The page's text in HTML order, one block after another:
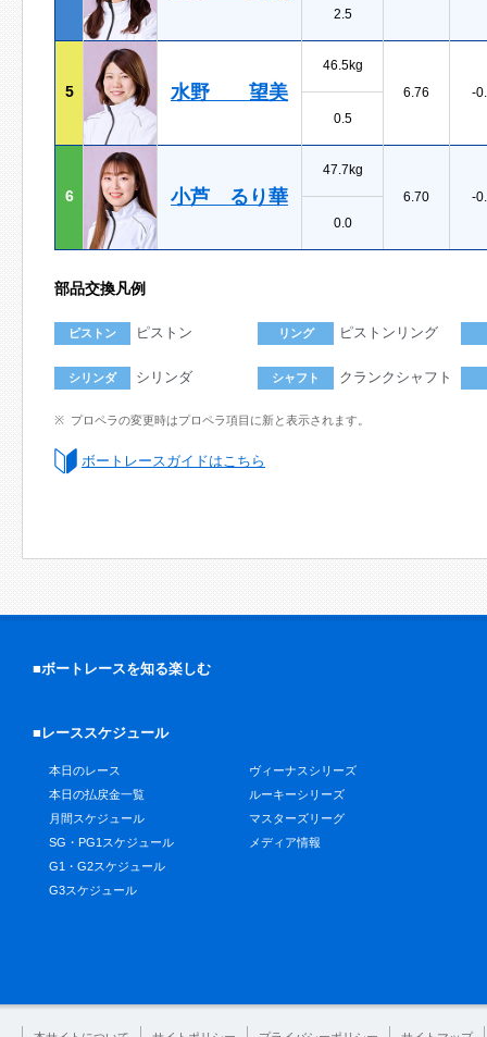
2.5
5 水野 望美
46.5kg
6.76
-
0.5
6 小芦 るり華
47.7kg
6.70
-
0.0
部品交換凡例
ピストン ピストン リング ピストンリング
シリンダ シリンダ シャフト クランクシャフト
プロペラの変更時はプロペラ項目に新と表示されます。
ボートレースガイドはこちら
■ボートレースを知る楽しむ
■レーススケジュール
本日のレース
本日の払戻金一覧
月間スケジュール
SG・PG1スケジュール
G1・G2スケジュール
G3スケジュール
ヴィーナスシリーズ
ルーキーシリーズ
マスターズリーグ
メディア情報